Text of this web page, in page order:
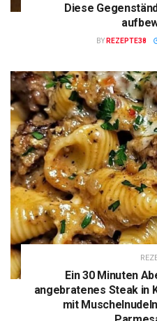
Diese
BY REZEPTE38
Ein 30 Minuten
angebratenes Steak in
mit